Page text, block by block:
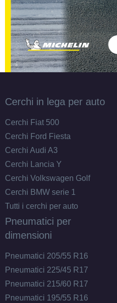
Disponibile
165/70 R13 79T
Disponibile
Disponibile
165/70 R13 79T
Cerchi in lega per auto
Cerchi Fiat 500
Cerchi Ford Fiesta
Cerchi Audi A3
Cerchi Lancia Y
Cerchi Volkswagen Golf
Cerchi BMW serie 1
Tutti i cerchi per auto
Pneumatici per
dimensioni
Pneumatici 205/55 R16
Pneumatici 225/45 R17
Pneumatici 215/60 R17
Pneumatici 195/55 R16